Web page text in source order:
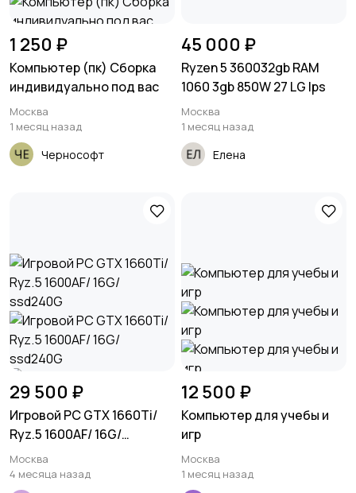
1 250 ₽
Компьютер (пк) Сборка
индивидуально под вас
Москва
1 месяц назад
Чернософт
45 000 ₽
Ryzen 5 360032gb RAM
1060 3gb 850W 27 LG Ips
Москва
1 месяц назад
Елена
29 500 ₽
Игровой PC GTX 1660Ti/
Ryz.5 1600AF/ 16G/
ssd240G
Москва
4 месяца назад
12 500 ₽
Компьютер для учебы и
игр
Москва
1 месяц назад